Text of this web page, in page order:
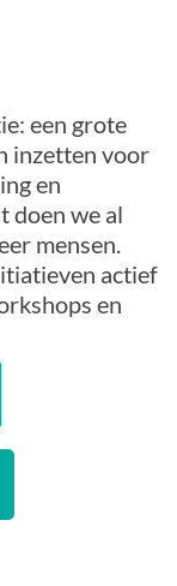
een grote
inzetten voor
en
doen we al
mensen.
actief
en